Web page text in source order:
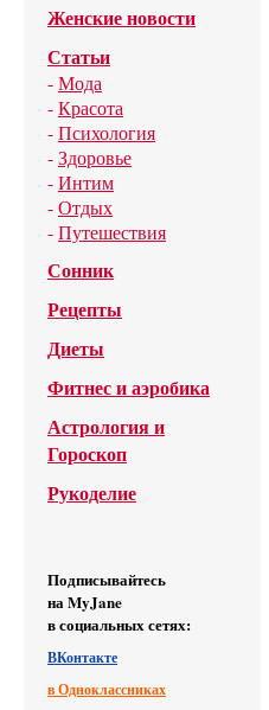
Женские новости
Статьи
-Мода
-Красота
-Психология
-Здоровье
-Интим
-Отдых
-Путешествия
Сонник
Рецепты
Диеты
Фитнес и аэробика
Астрология и
Гороскоп
Рукоделие
Подписывайтесь
на MyJane
в социальных сетях:
ВКонтакте
в Одноклассниках